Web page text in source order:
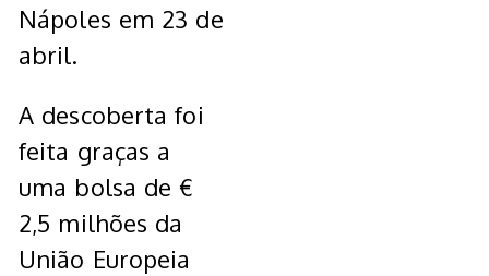
Nápoles em 23 de
abril.
A descoberta foi
feita graças a
uma bolsa de €
2,5 milhões da
União Europeia